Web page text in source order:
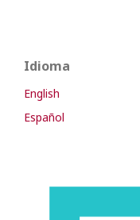
Idioma
English
Español